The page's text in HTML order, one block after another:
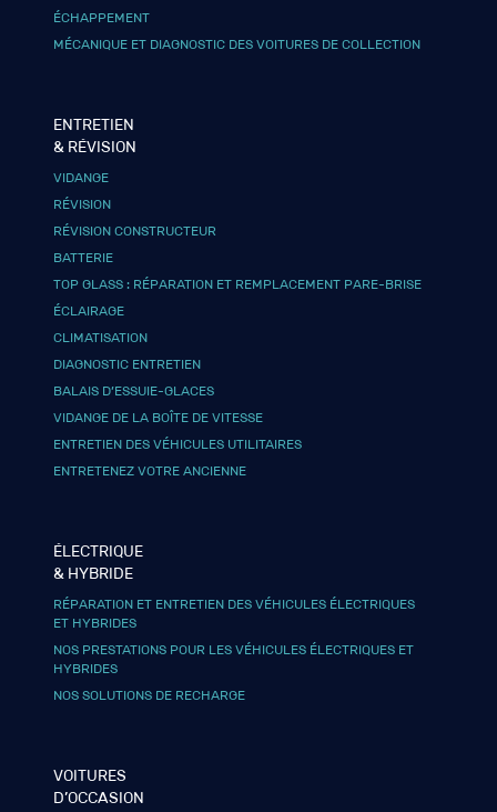
ÉCHAPPEMENT
MÉCANIQUE ET DIAGNOSTIC DES VOITURES DE COLLECTION
ENTRETIEN
& RÉVISION
VIDANGE
RÉVISION
RÉVISION CONSTRUCTEUR
BATTERIE
TOP GLASS : RÉPARATION ET REMPLACEMENT PARE-BRISE
ÉCLAIRAGE
CLIMATISATION
DIAGNOSTIC ENTRETIEN
BALAIS D’ESSUIE-GLACES
VIDANGE DE LA BOÎTE DE VITESSE
ENTRETIEN DES VÉHICULES UTILITAIRES
ENTRETENEZ VOTRE ANCIENNE
ÉLECTRIQUE
& HYBRIDE
RÉPARATION ET ENTRETIEN DES VÉHICULES ÉLECTRIQUES
ET HYBRIDES
NOS PRESTATIONS POUR LES VÉHICULES ÉLECTRIQUES ET
HYBRIDES
NOS SOLUTIONS DE RECHARGE
VOITURES
D’OCCASION